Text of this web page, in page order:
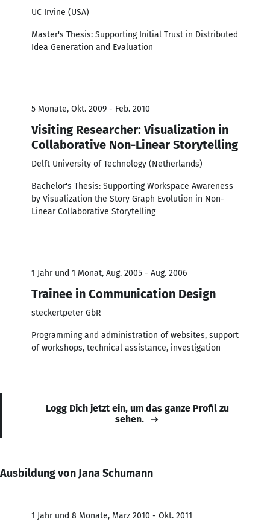
UC Irvine (USA)
Master's Thesis: Supporting Initial Trust in Distributed
Idea Generation and Evaluation
5 Monate, Okt. 2009 - Feb. 2010
Visiting Researcher: Visualization in
Collaborative Non-Linear Storytelling
Delft University of Technology (Netherlands)
Bachelor's Thesis: Supporting Workspace Awareness
by Visualization the Story Graph Evolution in Non-
Linear Collaborative Storytelling
1 Jahr und 1 Monat, Aug. 2005 - Aug. 2006
Trainee in Communication Design
steckertpeter GbR
Programming and administration of websites, support
of workshops, technical assistance, investigation
Logg Dich jetzt ein, um das ganze Profil zu
sehen.
Ausbildung von Jana Schumann
1 Jahr und 8 Monate, März 2010 - Okt. 2011